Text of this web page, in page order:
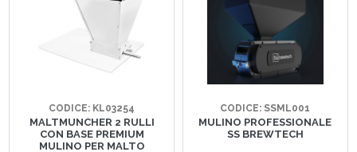
CODICE: KL03254
MALTMUNCHER 2 RULLI
CON BASE PREMIUM
MULINO PER MALTO
CODICE: SSML001
MULINO PROFESSIONALE
SS BREWTECH